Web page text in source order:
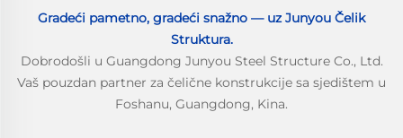
Gradeći pametno, gradeći snažno — uz Junyou Čelik
Struktura.
Dobrodošli u Guangdong Junyou Steel Structure Co., Ltd.
Vaš pouzdan partner za čelične konstrukcije sa sjedištem u
Foshanu, Guangdong, Kina.